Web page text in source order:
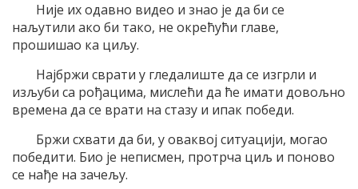
Није их одавно видео и знао је да би се
наљутили ако би тако, не окрећући главе,
прошишао ка циљу.
Најбржи сврати у гледалиште да се изгрли и
изљуби са рођацима, мислећи да ће имати довољно
времена да се врати на стазу и ипак победи.
Бржи схвати да би, у оваквој ситуацији, могао
победити. Био је неписмен, протрча циљ и поново
се нађе на зачељу.